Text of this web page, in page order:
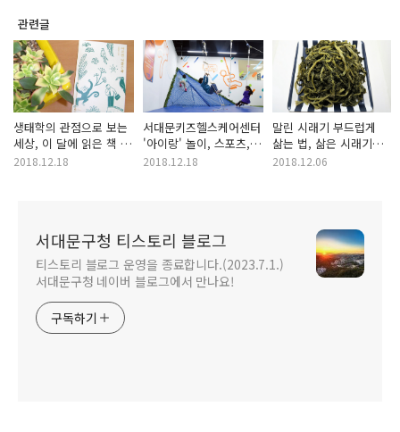
관련글
생태학의 관점으로 보는
세상, 이 달에 읽은 책 <
다르면 다를수록>
2018.12.18
서대문키즈헬스케어센터
'아이랑' 놀이, 스포츠,
메디컬이 융합된
2018.12.18
말린 시래기 부드럽게
삶는 법, 삶은 시래기
보관방법!
2018.12.06
서대문구청 티스토리 블로그
티스토리 블로그 운영을 종료합니다.(2023.7.1.)
서대문구청 네이버 블로그에서 만나요!
구독하기